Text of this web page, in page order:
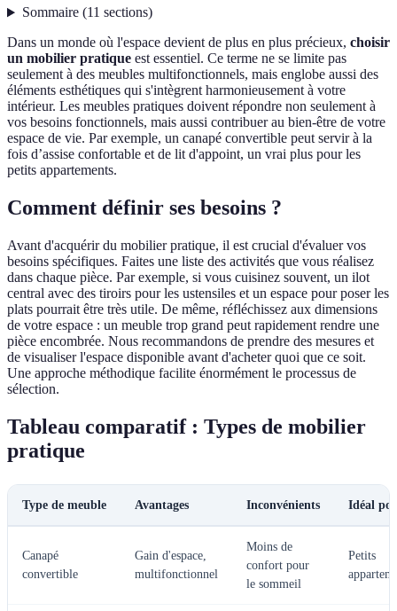
Sommaire(11 sections)
Dans un monde où l'espace devient de plus en plus précieux, choisir
un mobilier pratique est essentiel. Ce terme ne se limite pas
seulement à des meubles multifonctionnels, mais englobe aussi des
éléments esthétiques qui s'intègrent harmonieusement à votre
intérieur. Les meubles pratiques doivent répondre non seulement à
vos besoins fonctionnels, mais aussi contribuer au bien-être de votre
espace de vie. Par exemple, un canapé convertible peut servir à la
fois d’assise confortable et de lit d'appoint, un vrai plus pour les
petits appartements.
Comment définir ses besoins ?
Avant d'acquérir du mobilier pratique, il est crucial d'évaluer vos
besoins spécifiques. Faites une liste des activités que vous réalisez
dans chaque pièce. Par exemple, si vous cuisinez souvent, un ilot
central avec des tiroirs pour les ustensiles et un espace pour poser les
plats pourrait être très utile. De même, réfléchissez aux dimensions
de votre espace : un meuble trop grand peut rapidement rendre une
pièce encombrée. Nous recommandons de prendre des mesures et
de visualiser l'espace disponible avant d'acheter quoi que ce soit.
Une approche méthodique facilite énormément le processus de
sélection.
Tableau comparatif : Types de mobilier
pratique
Type de meuble Avantages Inconvénients Idéal
Canapé
convertible
Gain d'espace,
multifonctionnel
Moins de
confort pour
le sommeil
Petits